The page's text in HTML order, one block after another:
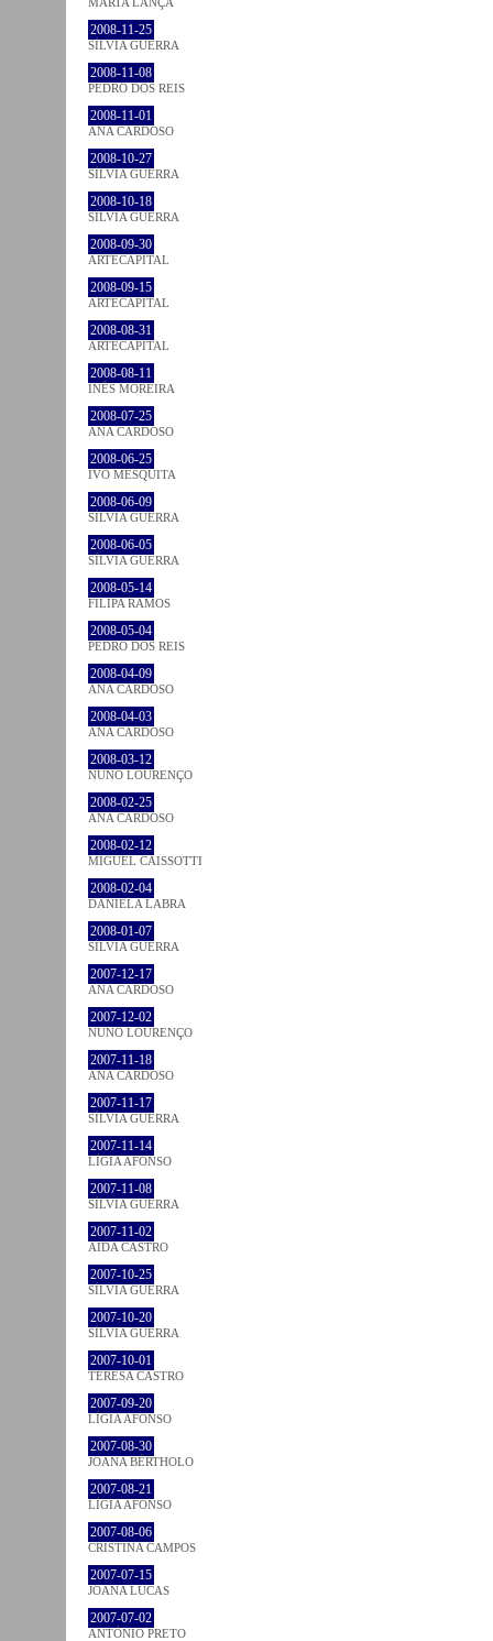
2008-11-25
SÍLVIA GUERRA
2008-11-08
PEDRO DOS REIS
2008-11-01
ANA CARDOSO
2008-10-27
SÍLVIA GUERRA
2008-10-18
SÍLVIA GUERRA
2008-09-30
ARTECAPITAL
2008-09-15
ARTECAPITAL
2008-08-31
ARTECAPITAL
2008-08-11
INÊS MOREIRA
2008-07-25
ANA CARDOSO
2008-06-25
IVO MESQUITA
2008-06-09
SÍLVIA GUERRA
2008-06-05
SÍLVIA GUERRA
2008-05-14
FILIPA RAMOS
2008-05-04
PEDRO DOS REIS
2008-04-09
ANA CARDOSO
2008-04-03
ANA CARDOSO
2008-03-12
NUNO LOURENÇO
2008-02-25
ANA CARDOSO
2008-02-12
MIGUEL CAISSOTTI
2008-02-04
DANIELA LABRA
2008-01-07
SÍLVIA GUERRA
2007-12-17
ANA CARDOSO
2007-12-02
NUNO LOURENÇO
2007-11-18
ANA CARDOSO
2007-11-17
SÍLVIA GUERRA
2007-11-14
LÍGIA AFONSO
2007-11-08
SÍLVIA GUERRA
2007-11-02
AIDA CASTRO
2007-10-25
SÍLVIA GUERRA
2007-10-20
SÍLVIA GUERRA
2007-10-01
TERESA CASTRO
2007-09-20
LÍGIA AFONSO
2007-08-30
JOANA BÉRTHOLO
2007-08-21
LÍGIA AFONSO
2007-08-06
CRISTINA CAMPOS
2007-07-15
JOANA LUCAS
2007-07-02
ANTÓNIO PRETO